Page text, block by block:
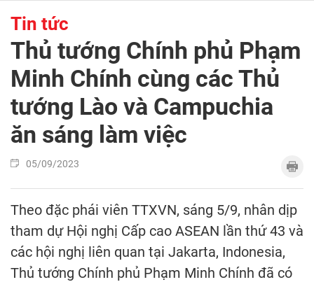
Tin tức
Thủ tướng Chính phủ Phạm
Minh Chính cùng các Thủ
tướng Lào và Campuchia
ăn sáng làm việc
05/09/2023
Theo đặc phái viên TTXVN, sáng 5/9, nhân dịp
tham dự Hội nghị Cấp cao ASEAN lần thứ 43 và
các hội nghị liên quan tại Jakarta, Indonesia,
Thủ tướng Chính phủ Phạm Minh Chính đã có